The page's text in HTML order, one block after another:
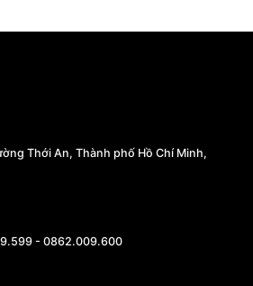
Thới An, Thành phố Hồ Chí Minh,
- 0862.009.600